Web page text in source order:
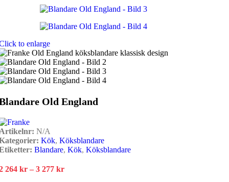
to enlarge
Old England
N/A
Kök, Köksblandare
Blandare, Kök, Köksblandare
264 kr – 3 277 krPrisintervall: